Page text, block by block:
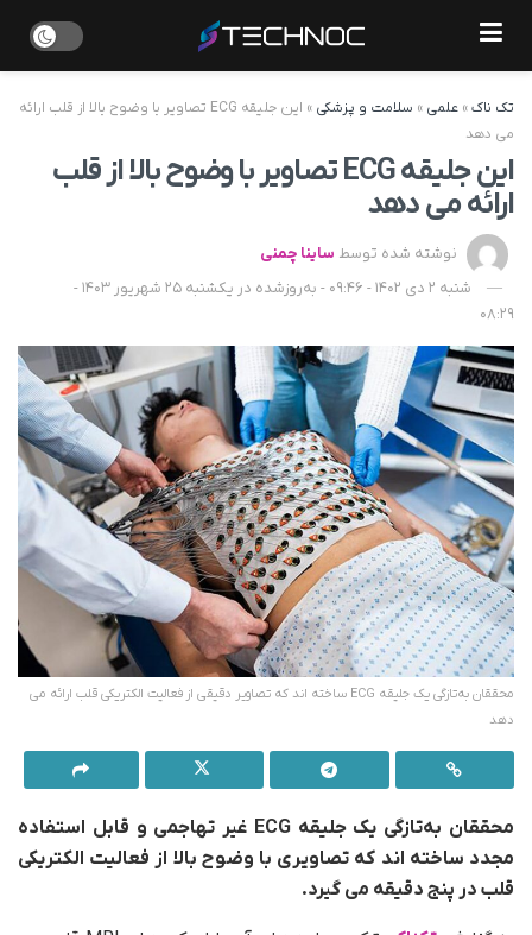
تک ناک» علمی » سلامت و پزشکی »
این جلیقه ECG تصاویر با وضوح بالا از قلب ارائه
می دهد
این جلیقه ECG تصاویر با وضوح بالا از قلب
ارائه می دهد
نوشته شده توسط ساینا چمنی
شنبه 2 دی 1402 - 09:46 - به‌روزشده در یکشنبه 25 شهریور 1403 -
08:29
محققان به‌تازگی یک جلیقه ECG ساخته اند که تصاویر دقیقی از فعالیت الکتریکی قلب ارائه می
دهد
محققان به‌تازگی یک جلیقه‌ ECG غیر تهاجمی و قابل استفاده
مجدد ساخته اند که تصاویری با وضوح بالا از فعالیت الکتریکی
قلب در پنج دقیقه می گیرد.